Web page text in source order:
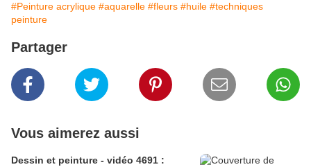
#Peinture acrylique #aquarelle #fleurs #huile #techniques
peinture
Partager
Vous aimerez aussi
Dessin et peinture - vidéo 4691 :